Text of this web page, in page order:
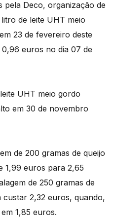
pela Deco, organização de
de leite UHT meio
23 de fevereiro deste
euros no dia 07 de
UHT meio gordo
em 30 de novembro
de 200 gramas de queijo
1,99 euros para 2,65
de 250 gramas de
custar 2,32 euros, quando,
1,85 euros.